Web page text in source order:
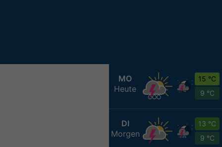
MO
Heute
15 °C
9 °C
DI
Morgen
13 °C
9 °C